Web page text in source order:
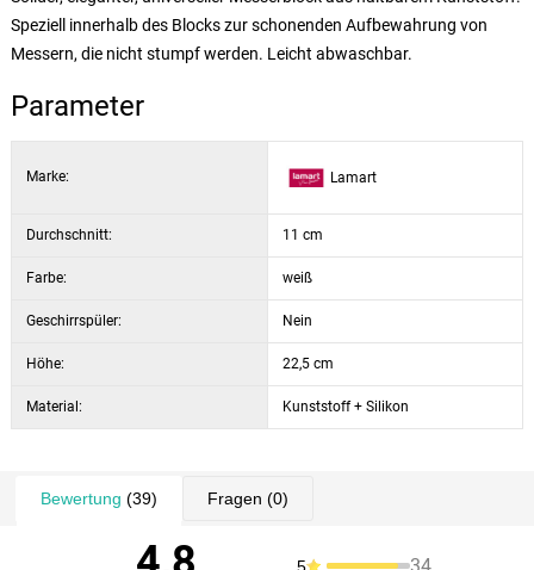
Speziell innerhalb des Blocks zur schonenden Aufbewahrung von
Messern, die nicht stumpf werden. Leicht abwaschbar.
Parameter
Marke: Lamart
Durchschnitt: 11 cm
Farbe: weiß
Geschirrspüler: Nein
Höhe: 22,5 cm
Material: Kunststoff + Silikon
Bewertung (39) Fragen (0)
5 34